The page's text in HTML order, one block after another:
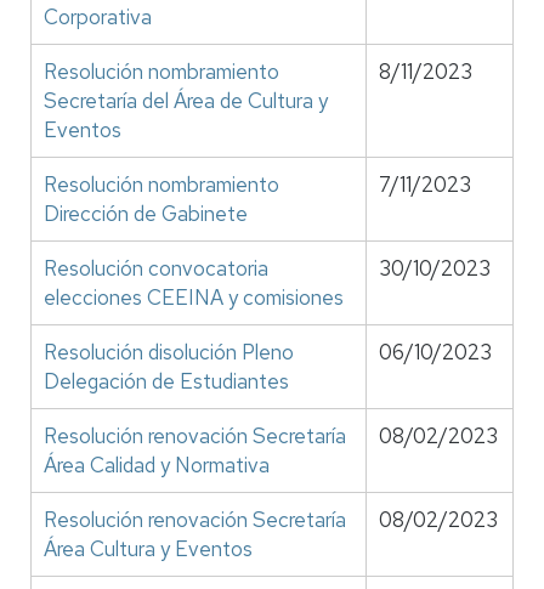
Corporativa
Resolución nombramiento
Secretaría del Área de Cultura y
Eventos
8/11/2023
Resolución nombramiento
Dirección de Gabinete
7/11/2023
Resolución convocatoria
elecciones CEEINA y comisiones
30/10/2023
Resolución disolución Pleno
Delegación de Estudiantes
06/10/2023
Resolución renovación Secretaría
Área Calidad y Normativa
08/02/2023
Resolución renovación Secretaría
Área Cultura y Eventos
08/02/2023